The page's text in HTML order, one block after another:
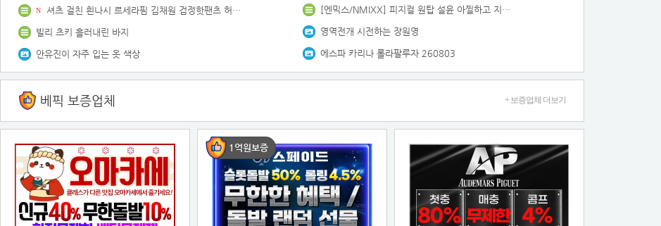
N 셔츠 걸친 흰나시 르세라핌 김채원 검정핫팬츠 허벅지 (2)
빌리 츠키 흘러내린 바지
안유진이 자주 입는 옷 색상
[엔믹스/NMIXX] 피지컬 원탑 설윤 아찔하고 지리는 팬티라인 노출 [
영역전개 시전하는 장원영
에스파 카리나 롤라팔루자 260803
베픽 보증업체 + 보증업체 더보기
1억원보증